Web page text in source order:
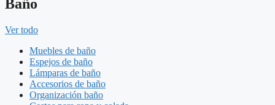
Baño
Ver todo
Muebles de baño
Espejos de baño
Lámparas de baño
Accesorios de baño
Organización baño